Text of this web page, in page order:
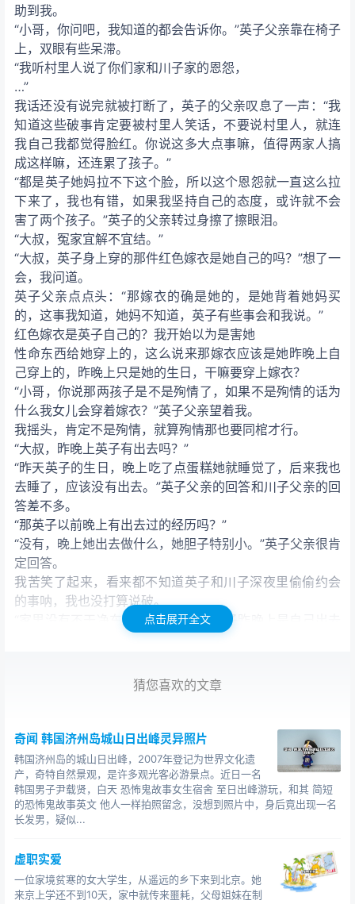
助到我。
“小哥，你问吧，我知道的都会告诉你。”英子父亲靠在椅子
上，双眼有些呆滞。
“我听村里人说了你们家和川子家的恩怨，
…”
我话还没有说完就被打断了，英子的父亲叹息了一声：“我
知道这些破事肯定要被村里人笑话，不要说村里人，就连
我自己我都觉得脸红。你说这多大点事嘛，值得两家人搞
成这样嘛，还连累了孩子。”
“都是英子她妈拉不下这个脸，所以这个恩怨就一直这么拉
下来了，我也有错，如果我坚持自己的态度，或许就不会
害了两个孩子。”英子的父亲转过身擦了擦眼泪。
“大叔，冤家宜解不宜结。”
“大叔，英子身上穿的那件红色嫁衣是她自己的吗？”想了一
会，我问道。
英子父亲点点头：“那嫁衣的确是她的，是她背着她妈买
的，这事我知道，她妈不知道，英子有些事会和我说。”
红色嫁衣是英子自己的？我开始以为是害她
性命东西给她穿上的，这么说来那嫁衣应该是她昨晚上自
己穿上的，昨晚上只是她的生日，干嘛要穿上嫁衣？
“小哥，你说那两孩子是不是殉情了，如果不是殉情的话为
什么我女儿会穿着嫁衣？”英子父亲望着我。
我摇头，肯定不是殉情，就算殉情那也要同棺才行。
“大叔，昨晚上英子有出去吗？”
“昨天英子的生日，晚上吃了点蛋糕她就睡觉了，后来我也
去睡了，应该没有出去。”英子父亲的回答和川子父亲的回
答差不多。
“那英子以前晚上有出去过的经历吗？”
“没有，晚上她出去做什么，她胆子特别小。”英子父亲很肯
定回答。
我苦笑了起来，看来都不知道英子和川子深夜里偷偷约会
的事呐，我也没打算说破。
“家里没有不干净东西进来的痕迹，英子昨晚上是自己出去
的，应该他们两人也和往常一样深夜里偷偷约会，然后就
那东西肯定是被川子身上的气息引来的，这是一个悲剧，
事。
那到底是什么东西害死了他们？
那个邪物现在又藏在了哪里？
我去英子房间里看了看，整理的很整洁，看得出英子是一
个很热爱生活的人。
在枕头边有一个牛皮笔记本，我随手拿起来翻开了，写满
了日记，大概的看了一眼，都是一些英子生活的点点滴
滴。扫了几眼我就没看了，正准备放回去的时候，我看到
了一句话‘真好，今晚又是和川子约会的日子，好开心，希
点击展开全文
猜您喜欢的文章
奇闻 韩国济州岛城山日出峰灵异照片
韩国济州岛的城山日出峰，2007年登记为世界文化遗
产，奇特自然景观，是许多观光客必游景点。近日一名
韩国男子尹载贤，白天 恐怖鬼故事女生宿舍 至日出峰游玩，和其 简短
的恐怖鬼故事英文 他人一样拍照留念，没想到照片中，身后竟出现一名
长发男，疑似...
虚职实爱
一位家境贫寒的女大学生，从遥远的乡下来到北京。她
来京上学还不到10天，家中就传来噩耗，父母姐妹在制